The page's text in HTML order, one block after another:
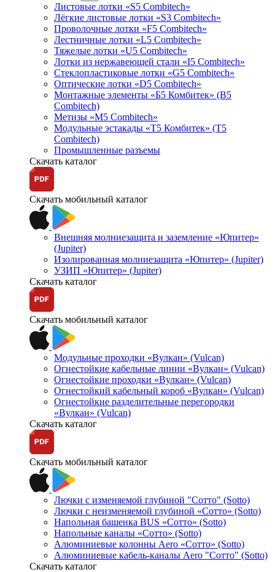
Листовые лотки «S5 Combitech»
Лёгкие листовые лотки «S3 Combitech»
Проволочные лотки «F5 Combitech»
Лестничные лотки «L5 Combitech»
Тяжелые лотки «U5 Combitech»
Лотки из нержавеющей стали «I5 Combitech»
Стеклопластиковые лотки «G5 Combitech»
Оптические лотки «D5 Combitech»
Монтажные элементы «Б5 Комбитек» (B5
Combitech)
Метизы «M5 Combitech»
Модульные эстакады «Т5 Комбитек» (T5
Combitech)
Промышленные разъемы
Скачать каталог
Скачать мобильный каталог
Внешняя молниезащита и заземление «Юпитер»
(Jupiter)
Изолированная молниезащита «Юпитер» (Jupiter)
УЗИП «Юпитер» (Jupiter)
Скачать каталог
Скачать мобильный каталог
Модульные проходки «Вулкан» (Vulcan)
Огнестойкие кабельные линии «Вулкан» (Vulcan)
Огнестойкие проходки «Вулкан» (Vulcan)
Огнестойкий кабельный короб «Вулкан» (Vulcan)
Огнестойкие разделительные перегородки
«Вулкан» (Vulcan)
Скачать каталог
Скачать мобильный каталог
Лючки с изменяемой глубиной "Сотто" (Sotto)
Лючки с неизменяемой глубиной «Сотто» (Sotto)
Напольная башенка BUS «Сотто» (Sotto)
Напольные каналы «Сотто» (Sotto)
Алюминиевые колонны Aero «Сотто» (Sotto)
Алюминиевые кабель-каналы Aero "Сотто" (Sotto)
Скачать каталог